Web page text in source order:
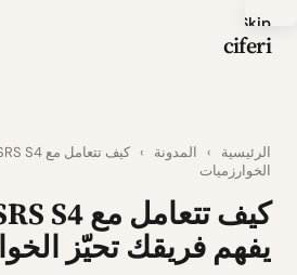
Skip
to
ciferi
الرئيسية › المدونة ›
الخوارزميات
يفهم فريقك تحيّز